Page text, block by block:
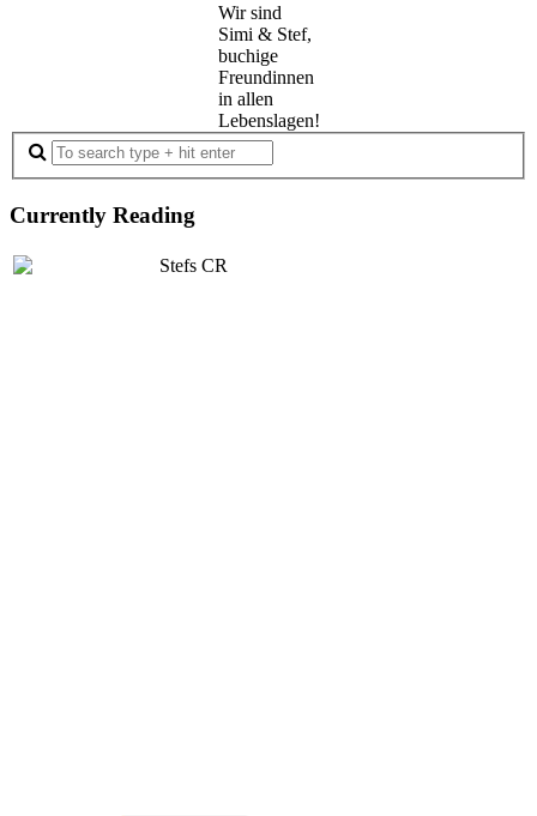
Wir sind
Simi & Stef,
buchige
Freundinnen
in allen
Lebenslagen!
Currently Reading